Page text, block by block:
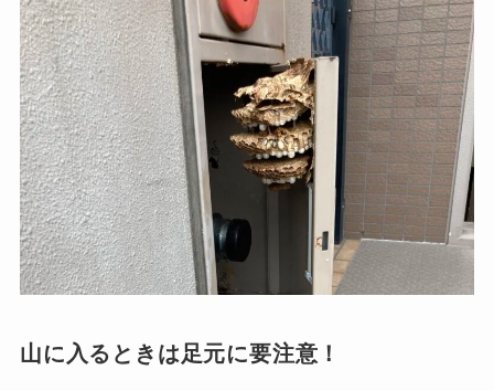
山に入るときは足元に要注意！